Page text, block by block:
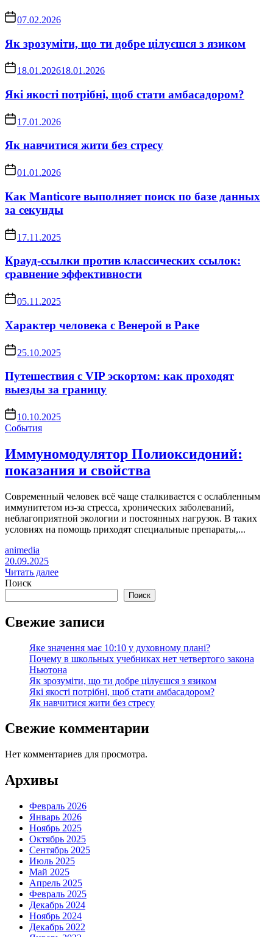
07.02.2026
Як зрозуміти, що ти добре цілуєшся з язиком
18.01.202618.01.2026
Які якості потрібні, щоб стати амбасадором?
17.01.2026
Як навчитися жити без стресу
01.01.2026
Как Manticore выполняет поиск по базе данных
за секунды
17.11.2025
Крауд-ссылки против классических ссылок:
сравнение эффективности
05.11.2025
Характер человека с Венерой в Раке
25.10.2025
Путешествия с VIP эскортом: как проходят
выезды за границу
10.10.2025
События
Иммуномодулятор Полиоксидоний:
показания и свойства
Современный человек всё чаще сталкивается с ослабленным
иммунитетом из-за стресса, хронических заболеваний,
неблагоприятной экологии и постоянных нагрузок. В таких
условиях на помощь приходят специальные препараты,...
animedia
20.09.2025
Читать далее
Поиск
Поиск
Свежие записи
Яке значення має 10:10 у духовному плані?
Почему в школьных учебниках нет четвертого закона
Ньютона
Як зрозуміти, що ти добре цілуєшся з язиком
Які якості потрібні, щоб стати амбасадором?
Як навчитися жити без стресу
Свежие комментарии
Нет комментариев для просмотра.
Архивы
Февраль 2026
Январь 2026
Ноябрь 2025
Октябрь 2025
Сентябрь 2025
Июль 2025
Май 2025
Апрель 2025
Февраль 2025
Декабрь 2024
Ноябрь 2024
Декабрь 2022